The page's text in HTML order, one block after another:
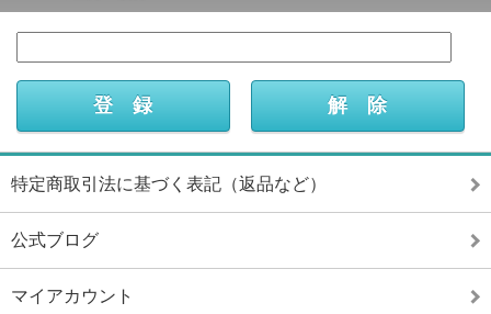
特定商取引法に基づく表記（返品など）
公式ブログ
マイアカウント